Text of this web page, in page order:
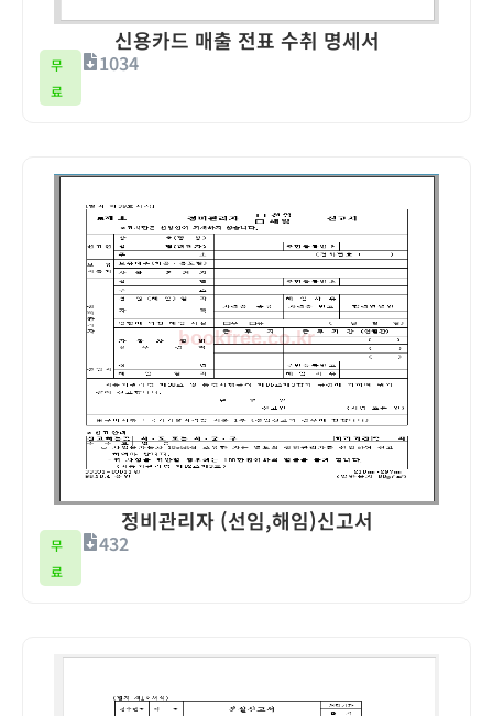
신용카드 매출 전표 수취 명세서
무
료
1034
정비관리자 (선임,해임)신고서
무
료
432